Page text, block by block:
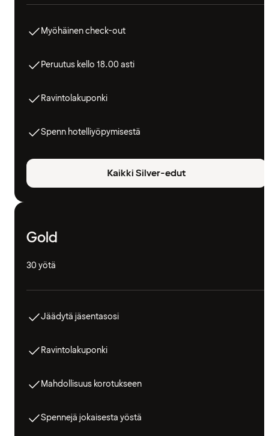
Myöhäinen check-out
Peruutus kello 18.00 asti
Ravintolakuponki
Spenn hotelliyöpymisestä
Kaikki Silver-edut
Gold
30 yötä
Jäädytä jäsentasosi
Ravintolakuponki
Mahdollisuus korotukseen
Spennejä jokaisesta yöstä